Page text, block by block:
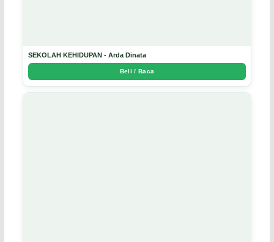
SEKOLAH KEHIDUPAN - Arda Dinata
Beli / Baca